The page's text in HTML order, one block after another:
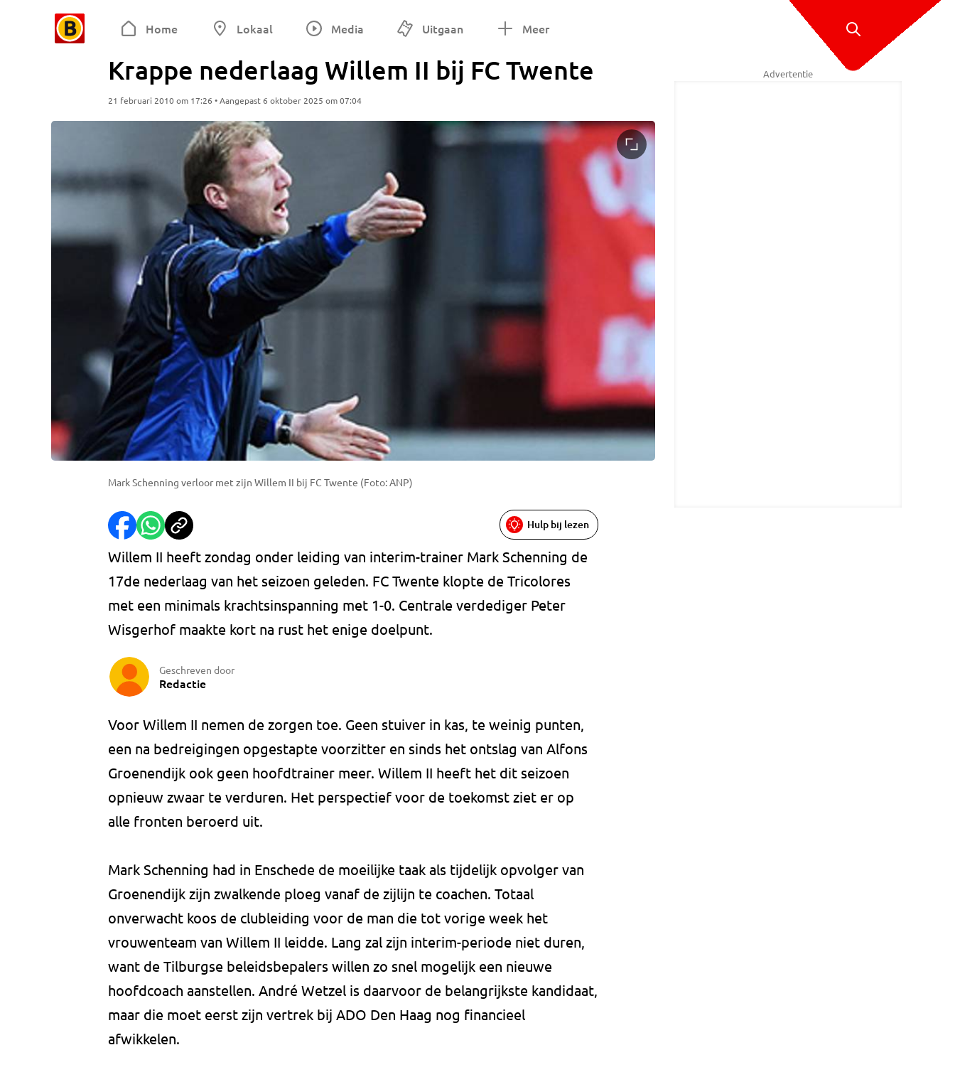
Home Lokaal Media Uitgaan Meer
Krappe nederlaag Willem II bij FC Twente
21 februari 2010 om 17:26 • Aangepast 6 oktober 2025 om 07:04
Mark Schenning verloor met zijn Willem II bij FC Twente (Foto: ANP)
Hulp bij lezen
Willem II heeft zondag onder leiding van interim-trainer Mark Schenning de
17de nederlaag van het seizoen geleden. FC Twente klopte de Tricolores
met een minimals krachtsinspanning met 1-0. Centrale verdediger Peter
Wisgerhof maakte kort na rust het enige doelpunt.
Geschreven door
Redactie
Voor Willem II nemen de zorgen toe. Geen stuiver in kas, te weinig punten,
een na bedreigingen opgestapte voorzitter en sinds het ontslag van Alfons
Groenendijk ook geen hoofdtrainer meer. Willem II heeft het dit seizoen
opnieuw zwaar te verduren. Het perspectief voor de toekomst ziet er op
alle fronten beroerd uit.
Mark Schenning had in Enschede de moeilijke taak als tijdelijk opvolger van
Groenendijk zijn zwalkende ploeg vanaf de zijlijn te coachen. Totaal
onverwacht koos de clubleiding voor de man die tot vorige week het
vrouwenteam van Willem II leidde. Lang zal zijn interim-periode niet duren,
want de Tilburgse beleidsbepalers willen zo snel mogelijk een nieuwe
hoofdcoach aanstellen. André Wetzel is daarvoor de belangrijkste kandidaat,
maar die moet eerst zijn vertrek bij ADO Den Haag nog financieel
afwikkelen.
Advertentie